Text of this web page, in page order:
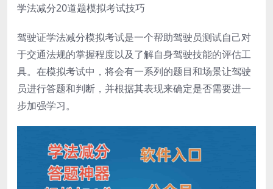
学法减分20道题模拟考试技巧
驾驶证学法减分模拟考试是一个帮助驾驶员测试自己对
于交通法规的掌握程度以及了解自身驾驶技能的评估工
具。在模拟考试中，将会有一系列的题目和场景让驾驶
员进行答题和判断，并根据其表现来确定是否需要进一
步加强学习。